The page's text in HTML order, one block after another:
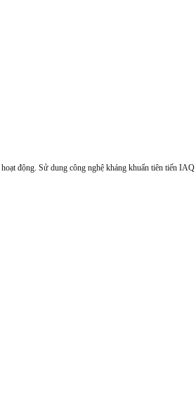
động. Sử dung công nghệ kháng khuẩn tiên tiến